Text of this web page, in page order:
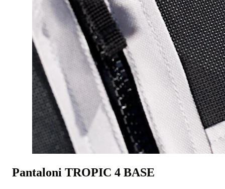
Pantaloni TROPIC 4 BASE